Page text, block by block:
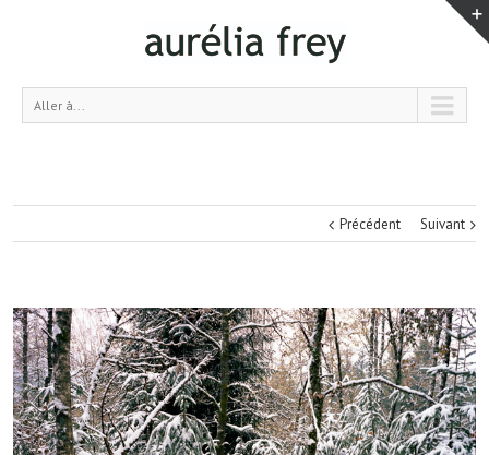
Aller à...
Précédent Suivant